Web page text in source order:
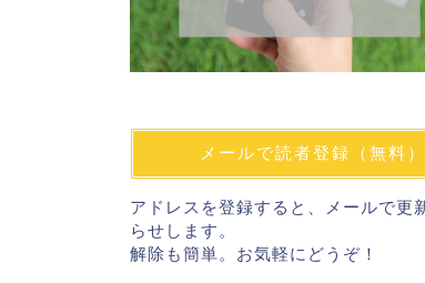
メールで読者登録（無料）
アドレスを登録すると、メールで更
らせします。
解除も簡単。お気軽にどうぞ！